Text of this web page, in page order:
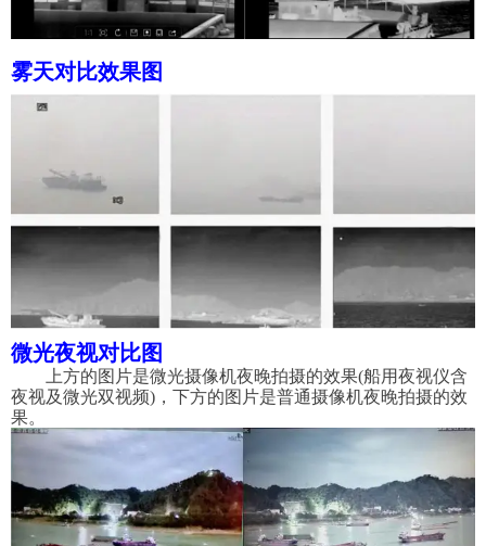
雾天对比效果图
微光夜视对比图
上方的图片是微光摄像机夜晚拍摄的效果(船用夜视仪含
夜视及微光双视频)，下方的图片是普通摄像机夜晚拍摄的效
果。